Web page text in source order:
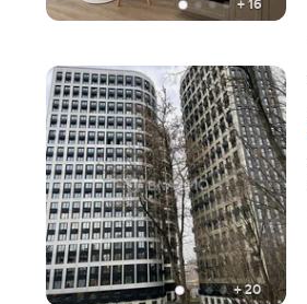
+ 16
+20